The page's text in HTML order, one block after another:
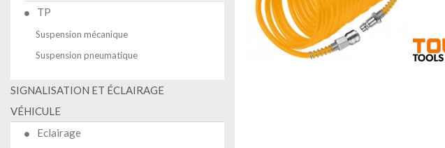
TP
Suspension mécanique
Suspension pneumatique
SIGNALISATION ET ÉCLAIRAGE
VÉHICULE
Eclairage